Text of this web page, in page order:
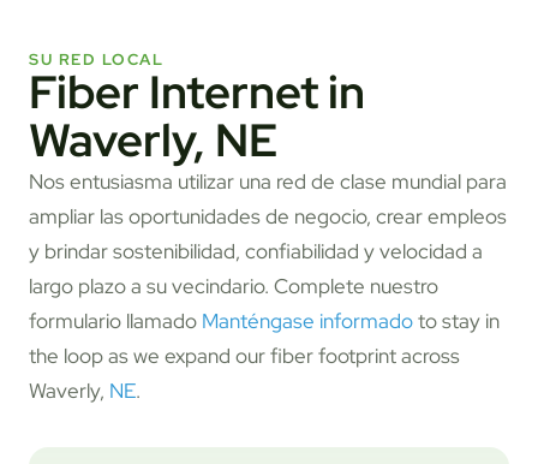
SU RED LOCAL
Fiber Internet in
Waverly, NE
Nos entusiasma utilizar una red de clase mundial para
ampliar las oportunidades de negocio, crear empleos
y brindar sostenibilidad, confiabilidad y velocidad a
largo plazo a su vecindario. Complete nuestro
formulario llamado Manténgase informadoto stay in
the loop as we expand our fiber footprint across
Waverly, NE.